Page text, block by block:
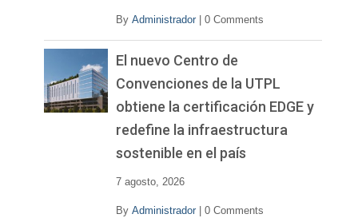
By Administrador 0 Comments
El nuevo Centro de
Convenciones de la UTPL
obtiene la certificación EDGE y
redefine la infraestructura
sostenible en el país
7 agosto, 2026
By Administrador 0 Comments